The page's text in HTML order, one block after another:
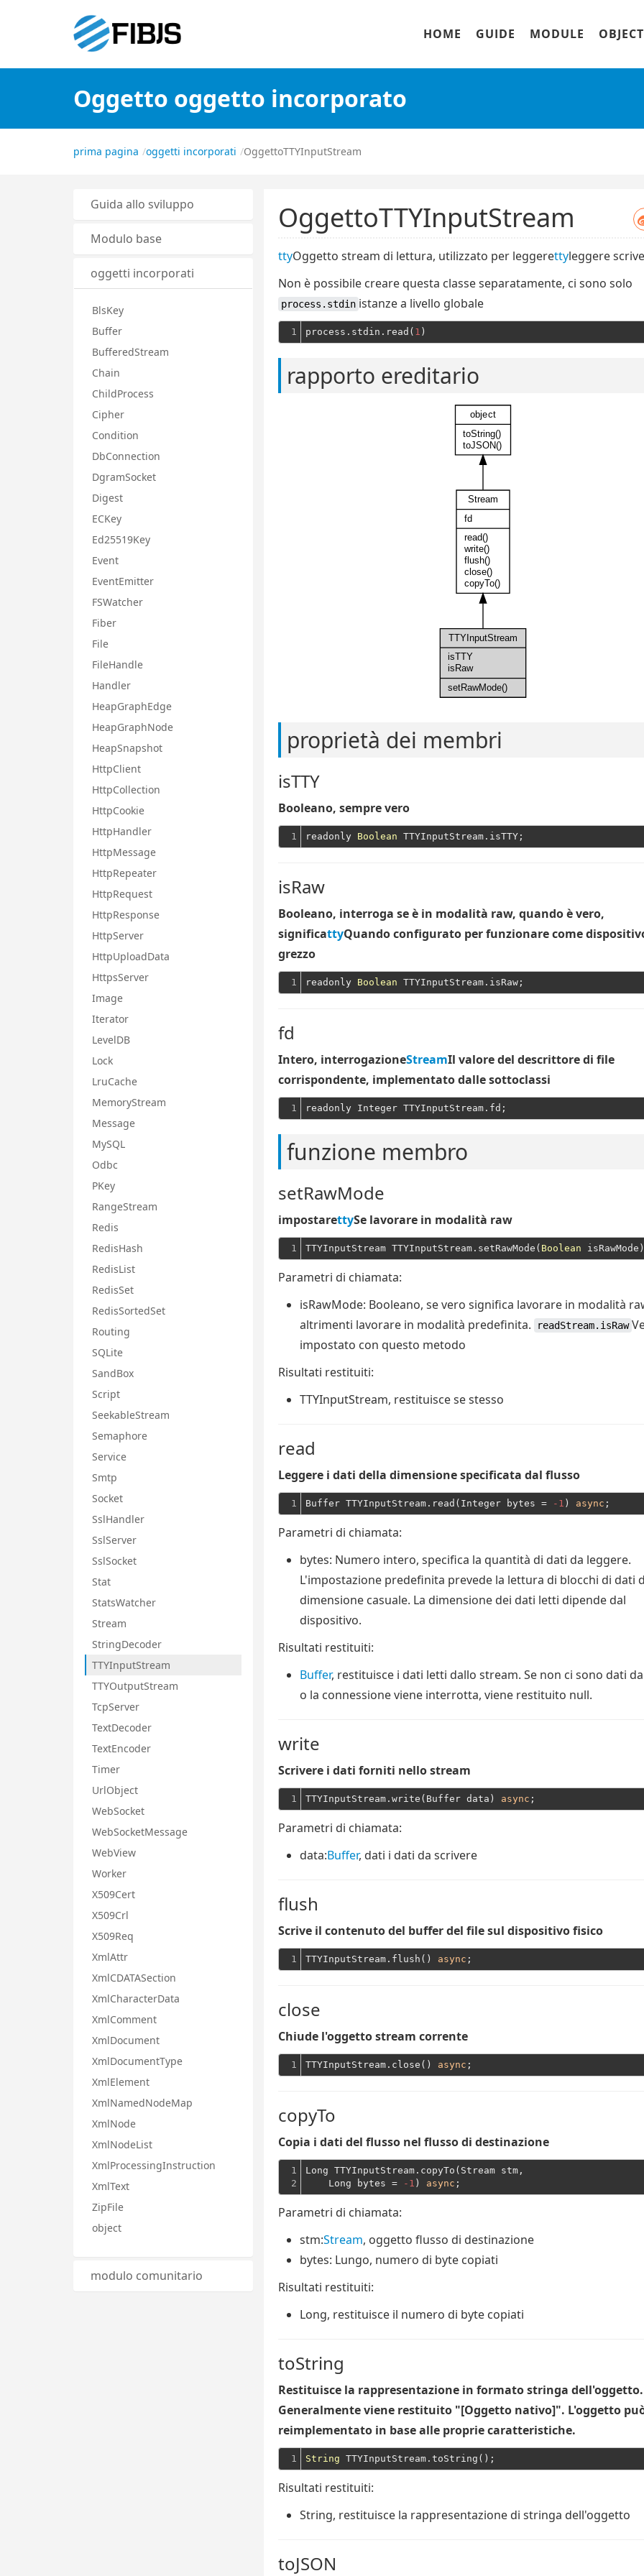
HOME GUIDE MODULE OBJECT
Oggetto oggetto incorporato
prima pagina oggetti incorporati OggettoTTYInputStream
Guida allo sviluppo
Modulo base
oggetti incorporati
BlsKey
Buffer
BufferedStream
Chain
ChildProcess
Cipher
Condition
DbConnection
DgramSocket
Digest
ECKey
Ed25519Key
Event
EventEmitter
FSWatcher
Fiber
File
FileHandle
Handler
HeapGraphEdge
HeapGraphNode
HeapSnapshot
HttpClient
HttpCollection
HttpCookie
HttpHandler
HttpMessage
HttpRepeater
HttpRequest
HttpResponse
HttpServer
HttpUploadData
HttpsServer
Image
Iterator
LevelDB
Lock
LruCache
MemoryStream
Message
MySQL
Odbc
PKey
RangeStream
Redis
RedisHash
RedisList
RedisSet
RedisSortedSet
Routing
SQLite
SandBox
Script
SeekableStream
Semaphore
Service
Smtp
Socket
SslHandler
SslServer
SslSocket
Stat
StatsWatcher
Stream
StringDecoder
TTYInputStream
TTYOutputStream
TcpServer
TextDecoder
TextEncoder
Timer
UrlObject
WebSocket
WebSocketMessage
WebView
Worker
X509Cert
X509Crl
X509Req
XmlAttr
XmlCDATASection
XmlCharacterData
XmlComment
XmlDocument
XmlDocumentType
XmlElement
XmlNamedNodeMap
XmlNode
XmlNodeList
XmlProcessingInstruction
XmlText
ZipFile
object
modulo comunitario
OggettoTTYInputStream
ttyOggetto stream di lettura, utilizzato per leggerettyleggere
Non è possibile creare questa classe separatamente, ci sono solo
process.stdin istanze a livello globale
1 process.stdin.read( 1
rapporto ereditario
object
toString()
toJSON()
Stream
fd
read()
write()
flush()
close()
copyTo()
TTYInputStream
isTTY
isRaw
setRawMode()
proprietà dei membri
isTTY
Booleano, sempre vero
1 readonly Boolean
isRaw
Booleano, interroga se è in modalità raw, quando è vero,
significattyQuando configurato per funzionare come
grezzo
1 readonly Boolean
fd
Intero, interrogazioneStreamIl valore del descrittore di file
corrispondente, implementato dalle sottoclassi
1
funzione membro
setRawMode
impostarettySe lavorare in modalità raw
1 TTYInputStream TTYInputStream.setRawMode( Boolean
Parametri di chiamata:
isRawMode: Booleano, se vero significa lavorare in modalità
altrimenti lavorare in modalità predefinita.
readStream.isRaw
impostato con questo metodo
Risultati restituiti:
TTYInputStream, restituisce se stesso
read
Leggere i dati della dimensione specificata dal flusso
1 Buffer TTYInputStream.read(Integer bytes = -1 ) async
Parametri di chiamata:
bytes: Numero intero, specifica la quantità di dati da leggere.
L'impostazione predefinita prevede la lettura di blocchi di dati
dimensione casuale. La dimensione dei dati letti dipende dal
dispositivo.
Risultati restituiti:
Buffer, restituisce i dati letti dallo stream. Se non ci sono dati
o la connessione viene interrotta, viene restituito null.
write
Scrivere i dati forniti nello stream
1 TTYInputStream.write(Buffer data) async
Parametri di chiamata:
data:Buffer, dati i dati da scrivere
flush
Scrive il contenuto del buffer del file sul dispositivo fisico
1 TTYInputStream.flush() async
close
Chiude l'oggetto stream corrente
1 TTYInputStream.close() async
copyTo
Copia i dati del flusso nel flusso di destinazione
1
2
Long TTYInputStream.copyTo(Stream stm,
    Long bytes =
-1 ) async
Parametri di chiamata:
stm:Stream, oggetto flusso di destinazione
bytes: Lungo, numero di byte copiati
Risultati restituiti:
Long, restituisce il numero di byte copiati
toString
Restituisce la rappresentazione in formato stringa dell'oggetto.
Generalmente viene restituito "[Oggetto nativo]". L'oggetto
reimplementato in base alle proprie caratteristiche.
1 String
Risultati restituiti:
String, restituisce la rappresentazione di stringa dell'oggetto
toJSON